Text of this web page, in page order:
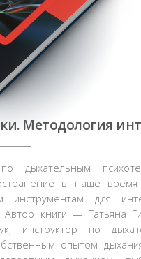
Методология
в наше
для
Автор книги — Татьяна
инструктор по
опытом